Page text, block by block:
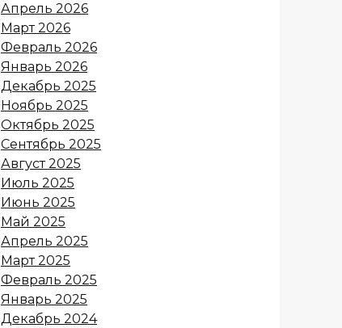
Апрель 2026
Март 2026
Февраль 2026
Январь 2026
Декабрь 2025
Ноябрь 2025
Октябрь 2025
Сентябрь 2025
Август 2025
Июль 2025
Июнь 2025
Май 2025
Апрель 2025
Март 2025
Февраль 2025
Январь 2025
Декабрь 2024